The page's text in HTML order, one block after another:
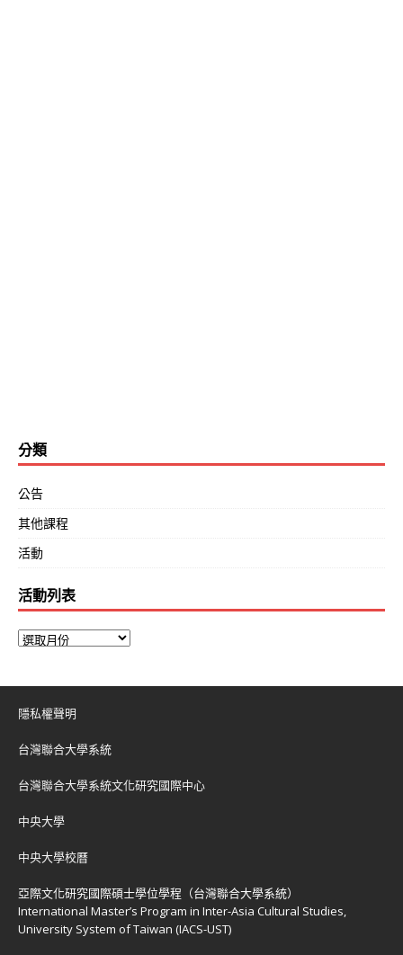
分類
公告
其他課程
活動
活動列表
隱私權聲明
台灣聯合大學系統
台灣聯合大學系統文化研究國際中心
中央大學
中央大學校曆
亞際文化研究國際碩士學位學程（台灣聯合大學系統）
International Master’s Program in Inter-Asia Cultural Studies,
University System of Taiwan (IACS-UST)